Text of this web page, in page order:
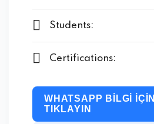
Students:
Certifications:
WHATSAPP BİLGİ İÇİN
TIKLAYIN